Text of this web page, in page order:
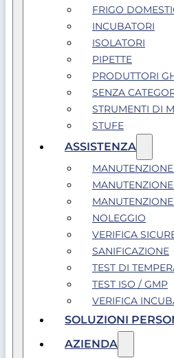
FRIGO
INCUBATORI
ISOLATORI
PIPETTE
PRODUTTORI
SENZA
STRUMENTI DI
STUFE
ASSISTENZA
NOLEGGIO
VERIFICA
SANIFICAZIONE
TEST DI
TEST ISO / GMP
VERIFICA
SOLUZIONI
AZIENDA